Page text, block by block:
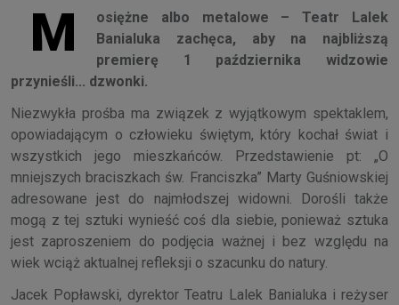
M
osiężne albo metalowe – Teatr Lalek
Banialuka zachęca, aby na najbliższą
premierę 1 października widzowie
przynieśli... dzwonki.
Niezwykła prośba ma związek z wyjątkowym spektaklem,
opowiadającym o człowieku świętym, który kochał świat i
wszystkich jego mieszkańców. Przedstawienie pt: „O
mniejszych braciszkach św. Franciszka” Marty Guśniowskiej
adresowane jest do najmłodszej widowni. Dorośli także
mogą z tej sztuki wynieść coś dla siebie, ponieważ sztuka
jest zaproszeniem do podjęcia ważnej i bez względu na
wiek wciąż aktualnej refleksji o szacunku do natury.
Jacek Popławski, dyrektor Teatru Lalek Banialuka i reżyser